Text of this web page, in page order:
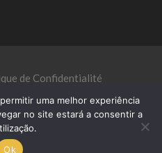
de Confidentialité
de plainteuma melhor experiência
no site estará a consentir a
Ok